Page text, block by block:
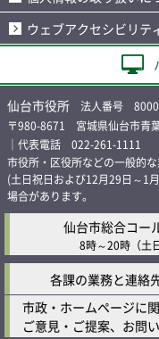
ウェブアクセシビリテ
仙台市役所 法人番号
〒980-8671 宮城県仙台市青
｜代表電話 022-261-1111
市役所・区役所などの一般的
(土日祝日および12月29日～1
場合があります。
仙台市総合コー
8時～20時 （
各課の業務と連絡
市政・ホームページに
ご意見・ご提案、お問